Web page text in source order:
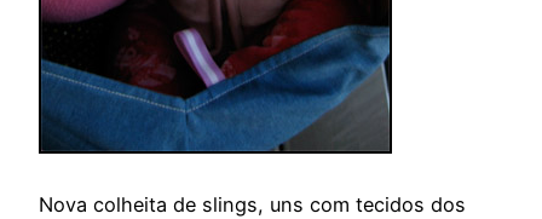
Nova colheita de slings, uns com tecidos dos